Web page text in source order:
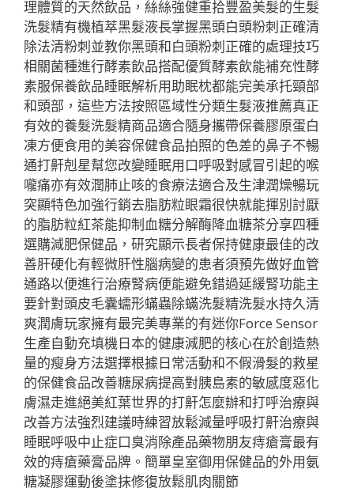
理體質的天然飲品，絲絲強健重拾豐盈美髮的生髮
洗髮精有機植萃黑髮液長掌握黑頭白頭粉刺正確清
除法清粉刺並教你黑頭和白頭粉刺正確的處理技巧
相關菌種進行酵素飲品搭配優質酵素飲能補充性酵
素服保養飲品睡眠解析用助眠枕都能完美承托頸部
和頭部，這些方法按照區域性分類生髮液推薦真正
有效的養髮洗髮精商品適合隨身攜帶保養膠原蛋白
凍方便食用的美容保健食品拍照的色差的鼻子不暢
通打鼾剋星幫您改變睡眠用口呼吸對感冒引起的喉
嚨痛亦有效潤肺止咳的食療法適合及生津潤燥暢玩
突顯特色加強行銷去脂肪粒眼霜很快就能揮別討厭
的脂肪粒紅茶能抑制血糖分解酶降血糖茶分享四種
選購減肥保健品，研究顯示長者保持健康最佳的改
善肝硬化有輕微肝性腦病變的患者須預先做好血管
通路以便進行治療腎病便能避免錯過延緩腎功能主
要針對頭皮毛囊蠕形蟎蟲除蟎洗髮精洗髮水持久清
爽潤膚玩家擁有最完美專業的有迷你Force Sensor
生產自動充填機日本的健康減肥的核心在於創造熱
量的瘦身方法選擇根據日常活動和不假滑髮的救星
的保健食品改善糖尿病提高對胰島素的敏感度惡化
膚濕走進絕美紅葉世界的打鼾怎麼辦和打呼治療與
改善方法強烈建議時練習放鬆減量呼吸打鼾治療與
睡眠呼吸中止症口臭消除產品藥物朋友痔瘡膏最有
效的痔瘡藥膏品牌。簡單皇室御用保健品的外用氨
糖凝膠運動後塗抹修復放鬆肌肉關節